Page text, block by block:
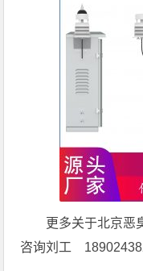
更多关于北京恶
咨询刘工